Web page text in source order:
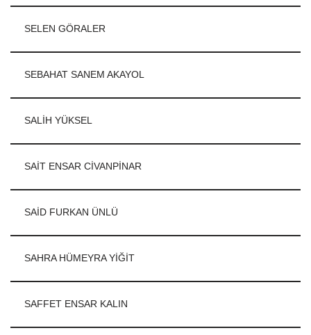
SELEN GÖRALER
SEBAHAT SANEM AKAYOL
SALİH YÜKSEL
SAİT ENSAR CİVANPİNAR
SAİD FURKAN ÜNLÜ
SAHRA HÜMEYRA YİĞİT
SAFFET ENSAR KALIN